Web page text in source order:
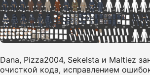
Dana, Pizza2004, Sekelsta и Maltiez
очисткой кода, исправлением